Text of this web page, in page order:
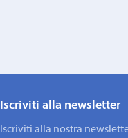
Iscriviti alla newsletter
Iscriviti alla nostra